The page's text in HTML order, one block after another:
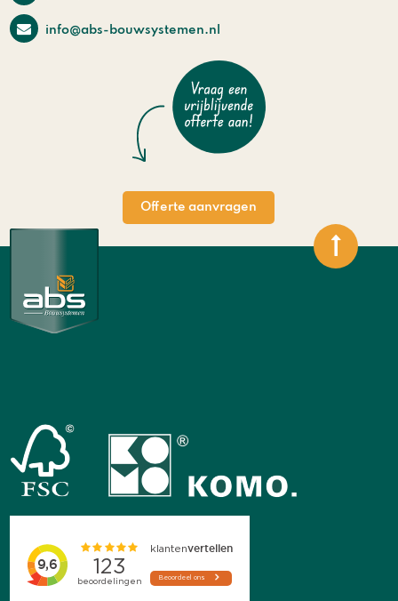
info@abs-bouwsystemen.nl
Offerte aanvragen